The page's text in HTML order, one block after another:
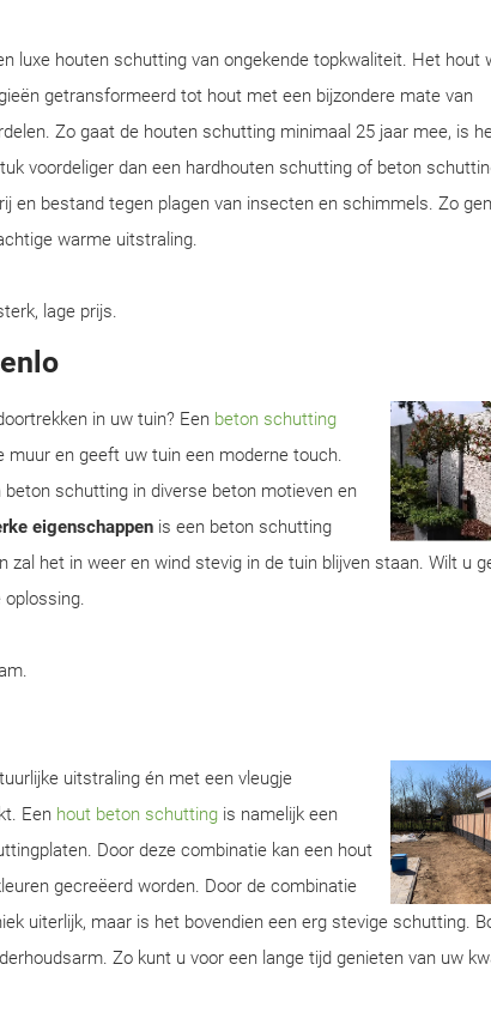
luxe houten schutting van ongekende topkwaliteit. Het hout
getransformeerd tot hout met een bijzondere mate van
Zo gaat de houten schutting minimaal 25 jaar mee, is
voordeliger dan een hardhouten schutting of beton
en bestand tegen plagen van insecten en schimmels. Zo
warme uitstraling.
lage prijs.
in uw tuin? Een beton schutting
en geeft uw tuin een moderne touch.
schutting in diverse beton motieven en
eigenschappen is een beton schutting
het in weer en wind stevig in de tuin blijven staan. Wilt u
uitstraling én met een vleugje
Een hout beton schutting is namelijk een
Door deze combinatie kan een hout
gecreëerd worden. Door de combinatie
uiterlijk, maar is het bovendien een erg stevige schutting.
Zo kunt u voor een lange tijd genieten van uw